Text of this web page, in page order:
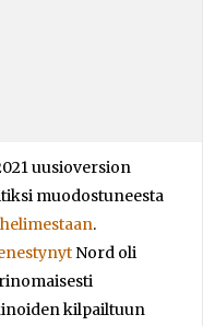
uusioversion
muodostuneesta
.
Nord oli
kilpailtuun